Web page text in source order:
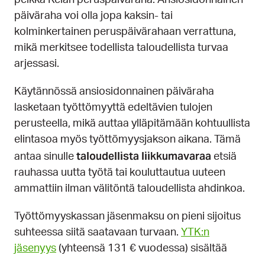
päiväraha voi olla jopa kaksin- tai
kolminkertainen peruspäivärahaan verrattuna,
mikä merkitsee todellista taloudellista turvaa
arjessasi.
Käytännössä ansiosidonnainen päiväraha
lasketaan työttömyyttä edeltävien tulojen
perusteella, mikä auttaa ylläpitämään kohtuullista
elintasoa myös työttömyysjakson aikana. Tämä
antaa sinulle taloudellista liikkumavaraa etsiä
rauhassa uutta työtä tai kouluttautua uuteen
ammattiin ilman välitöntä taloudellista ahdinkoa.
Työttömyyskassan jäsenmaksu on pieni sijoitus
suhteessa siitä saatavaan turvaan. YTK:n
jäsenyys (yhteensä 131 € vuodessa) sisältää